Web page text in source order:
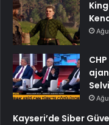
Kayseri’de Siber